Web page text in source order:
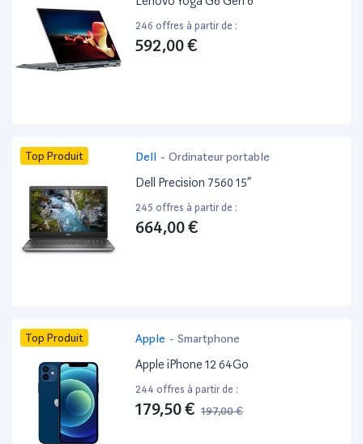
246 offres à partir de :
592,00 €
Top Produit Dell - Ordinateur portable
Dell Precision 7560 15”
245 offres à partir de :
664,00 €
Top Produit Apple - Smartphone
Apple iPhone 12 64Go
244 offres à partir de :
179,50 € 197,00 €